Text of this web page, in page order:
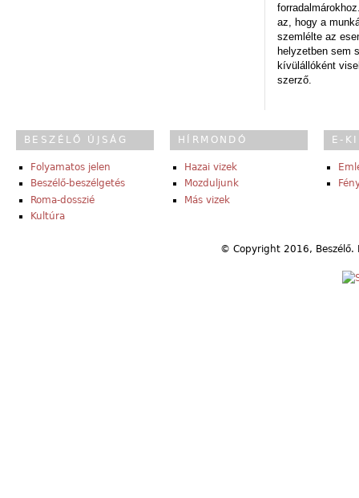
az, hogy a
szemlélte az
helyzetben sem
kívülállóként
szerző.
BESZÉLŐ ÚJSÁG
Folyamatos jelen
Beszélő-beszélgetés
Roma-dosszié
Kultúra
HÍRMONDÓ
Hazai vizek
Mozduljunk
Más vizek
E-
© Copyright 2016,